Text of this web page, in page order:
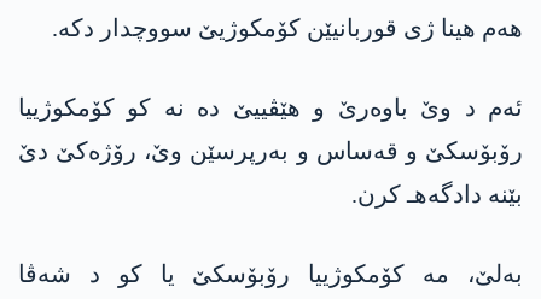
هەم هینا ژی قوربانیێن كۆمكوژیێ سووچدار دکە.
ئەم د وێ باوەرێ و هێڤییێ دە نە کو كۆمكوژییا
رۆبۆسکێ و قەساس و بەرپرسێن وێ، رۆژەکێ دێ
بێنە دادگه‌هـ كرن.
بەلێ، مە كۆمكوژییا رۆبۆسکێ یا کو د شەڤا